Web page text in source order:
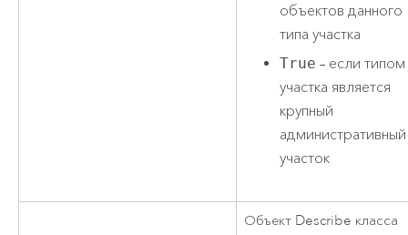
объектов данного
типа участка
True – если типом
участка является
крупный
административный
участок
Объект Describe класса